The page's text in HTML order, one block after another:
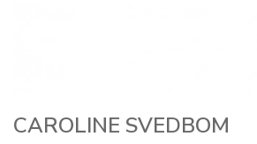
CAROLINE SVEDBOM